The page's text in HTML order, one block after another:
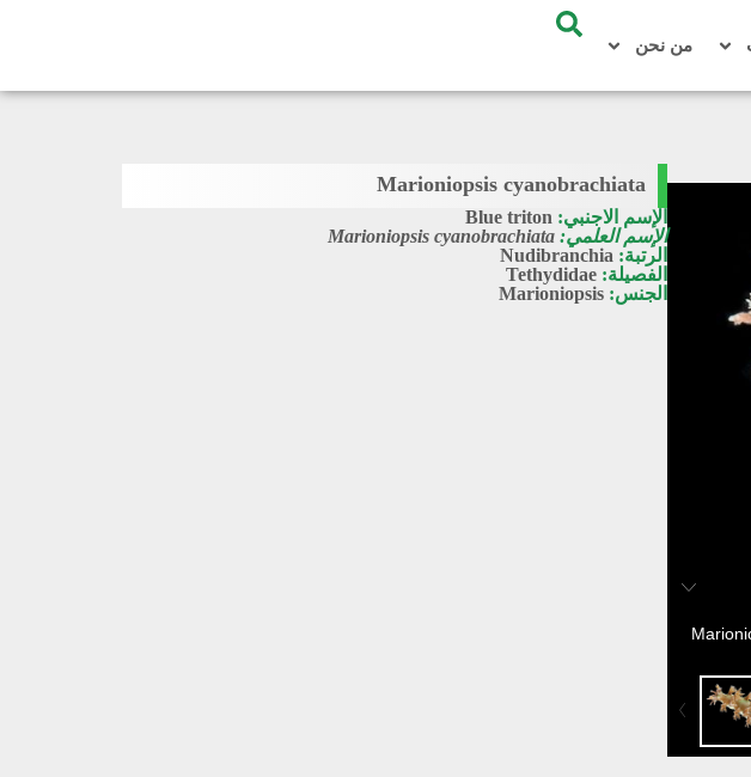
من نحن
Marioniopsis cyanobrachiata
الإسم الاجنبي: Blue triton
الإسم العلمي: Marioniopsis cyanobrachiata
الرتبة: Nudibranchia
الفصيلة: Tethydidae
الجنس: Marioniopsis